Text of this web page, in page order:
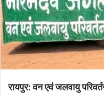
रायपुर: वन एवं जलवायु